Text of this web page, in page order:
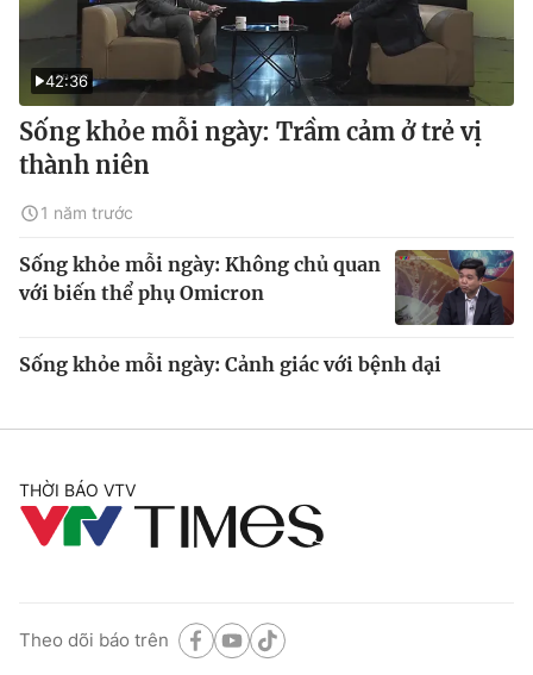
42:36
Sống khỏe mỗi ngày: Trầm cảm ở trẻ vị
thành niên
1 năm trước
Sống khỏe mỗi ngày: Không chủ quan
với biến thể phụ Omicron
Sống khỏe mỗi ngày: Cảnh giác với bệnh dại
THỜI BÁO VTV
Theo dõi báo trên